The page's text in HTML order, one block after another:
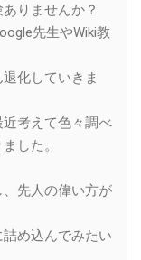
りませんか？
先生やWiki教
化していきま
考えて色々調べ
した。
先人の偉い方が
め込んでみたい